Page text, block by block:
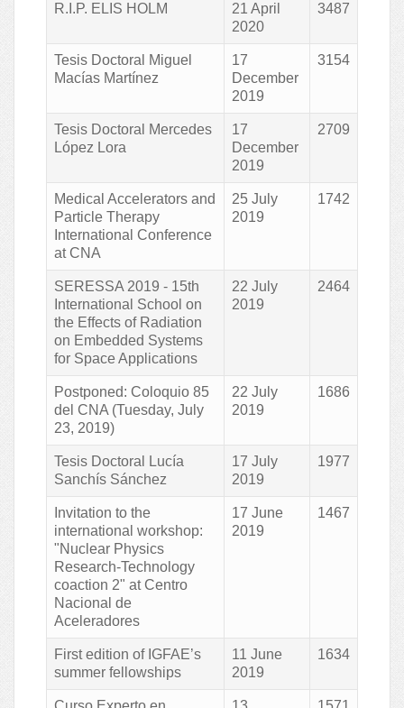
R.I.P. ELIS HOLM
21 April
2020
3487
Tesis Doctoral Miguel
Macías Martínez
17
December
2019
3154
Tesis Doctoral Mercedes
López Lora
17
December
2019
2709
Medical Accelerators and
Particle Therapy
International Conference
at CNA
25 July
2019
1742
SERESSA 2019 - 15th
International School on
the Effects of Radiation
on Embedded Systems
for Space Applications
22 July
2019
2464
Postponed: Coloquio 85
del CNA (Tuesday, July
23, 2019)
22 July
2019
1686
Tesis Doctoral Lucía
Sanchís Sánchez
17 July
2019
1977
Invitation to the
international workshop:
"Nuclear Physics
Research-Technology
coaction 2" at Centro
Nacional de
Aceleradores
17 June
2019
1467
First edition of IGFAE’s
summer fellowships
11 June
2019
1634